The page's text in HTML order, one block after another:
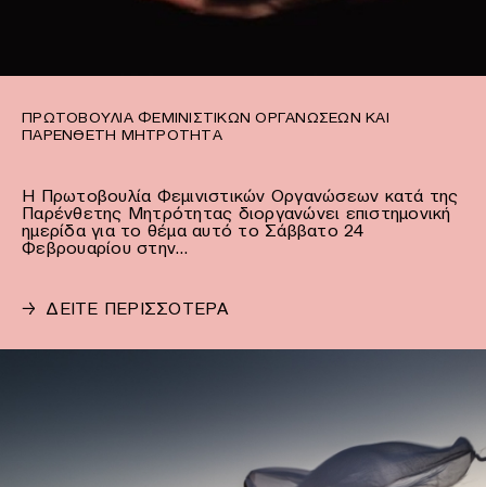
ΠΡΩΤΟΒΟΥΛΊΑ ΦΕΜΙΝΙΣΤΙΚΏΝ ΟΡΓΑΝΏΣΕΩΝ ΚΑΙ
ΠΑΡΈΝΘΕΤΗ ΜΗΤΡΌΤΗΤΑ
Η Πρωτοβουλία Φεμινιστικών Οργανώσεων κατά της
Παρένθετης Μητρότητας διοργανώνει επιστημονική
ημερίδα για το θέμα αυτό το Σάββατο 24
Φεβρουαρίου στην…
→ ΔΕΙΤΕ ΠΕΡΙΣΣΟΤΕΡΑ